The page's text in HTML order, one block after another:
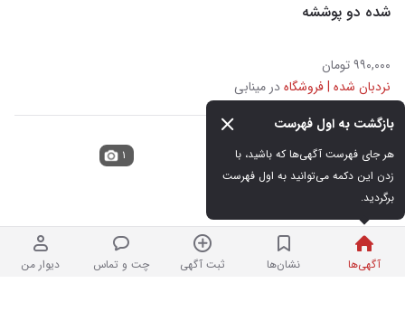
آگهی‌ها
بازگشت به اول فهرست
برگردید.
نشان‌ها ثبت آگهی چت و تماس دیوار من
شده دو پوششه
۹۹۰,۰۰۰ تومان
نردبان شده | فروشگاهدر مینابی
دوچرخه ۱۶
کارکرده
۴,۰۰۰,۰۰۰ تومان
۱